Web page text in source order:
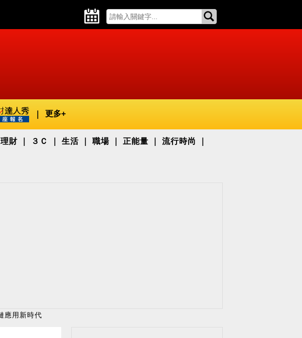
更多+
理財 ３Ｃ 生活 職場 正能量 流行時尚
應用新時代